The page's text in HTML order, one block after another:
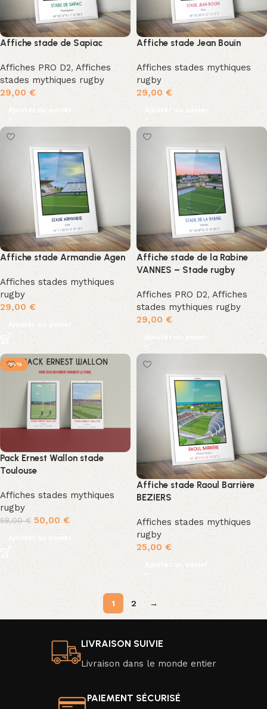
Affiche stade de Sapiac
Affiches PRO D2,Affiches
stades mythiques rugby
29,00€
Ajouter au panier
Affiche stade Jean Bouin
Affiches stades mythiques
rugby
29,00 €
Ajouter au panier
Affiche stade Armandie Agen
Affiches stades mythiques
rugby
29,00 €
Ajouter au panier
Affiche stade de la Rabine
VANNES – Stade rugby
Affiches PRO D2,Affiches
stades mythiques rugby
29,00€
Ajouter au panier
-14%
Pack Ernest Wallon stade
Toulouse
Affiches stades mythiques
rugby
58,00€ 50,00€
Ajouter au panier
Affiche stade Raoul Barrière
BEZIERS
Affiches stades mythiques
rugby
25,00€
Ajouter au panier
1 2 →
LIVRAISON SUIVIE
Livraison dans le monde entier
PAIEMENT SÉCURISÉ